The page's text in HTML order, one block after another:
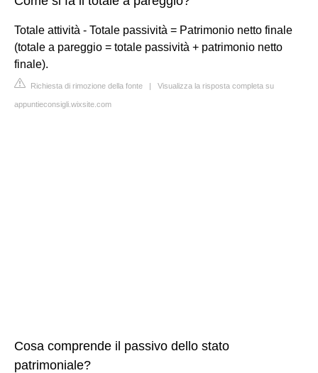
Totale attività - Totale passività = Patrimonio netto finale
(totale a pareggio = totale passività + patrimonio netto
finale).
Richiesta di rimozione della fonte | Visualizza la risposta completa su
appuntieconsigli.wixsite.com
Cosa comprende il passivo dello stato
patrimoniale?